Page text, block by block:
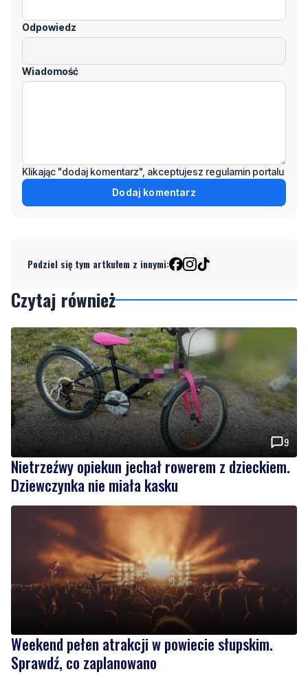
Odpowiedz
Wiadomość
Klikając "dodaj komentarz", akceptujesz regulamin portalu
Dodaj komentarz
Podziel się tym artkułem z innymi:
Czytaj również
9
Nietrzeźwy opiekun jechał rowerem z dzieckiem.
Dziewczynka nie miała kasku
Weekend pełen atrakcji w powiecie słupskim.
Sprawdź, co zaplanowano